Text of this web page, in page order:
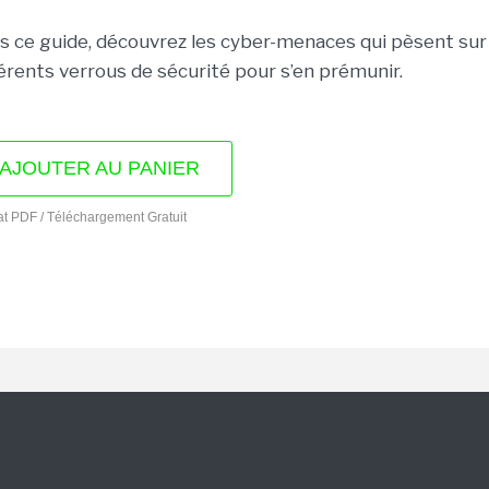
ce guide, découvrez les cyber-menaces qui pèsent
verrous de sécurité pour s’en prémunir.
AJOUTER AU PANIER
PDF / Téléchargement Gratuit